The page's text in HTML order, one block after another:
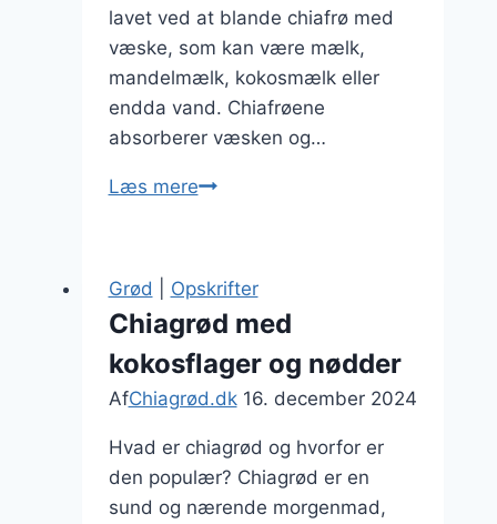
lavet ved at blande chiafrø med
væske, som kan være mælk,
mandelmælk, kokosmælk eller
endda vand. Chiafrøene
absorberer væsken og…
Læs mereChiagrød
og
citronsmag
Grød Opskrifter
Chiagrød med
kokosflager og nødder
AfChiagrød.dk 16. december 2024
Hvad er chiagrød og hvorfor er
den populær? Chiagrød er en
sund og nærende morgenmad,